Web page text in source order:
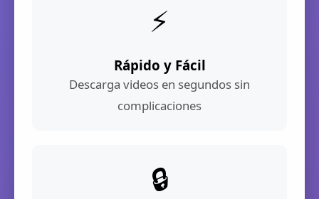
⚡
Rápido y Fácil
Descarga videos en segundos sin
complicaciones
🔒